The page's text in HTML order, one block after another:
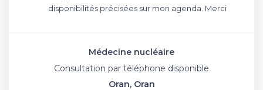
disponibilités précisées sur mon agenda. Merci
Médecine nucléaire
Consultation par téléphone disponible
Oran, Oran